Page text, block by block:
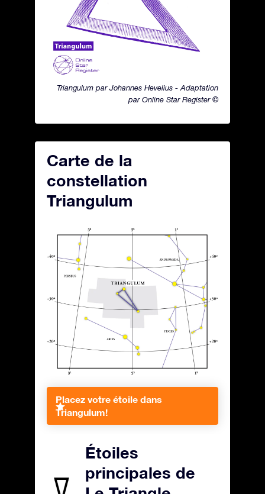
Triangulum par Johannes Hevelius - Adaptation
par Online Star Register ©
Carte de la
constellation
Triangulum
Placez votre étoile dans
Triangulum!
Étoiles
principales de